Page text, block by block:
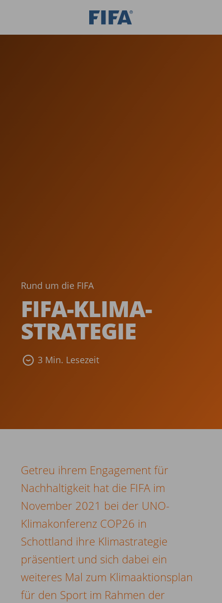
Rund um die FIFA
FIFA-KLIMA­
STRATEGIE­
3 Min. Lesezeit
Getreu ihrem Engagement für
Nachhaltigkeit hat die FIFA im
November 2021 bei der UNO-
Klimakonferenz COP26 in
Schottland ihre Klimastrategie
präsentiert und sich dabei ein
weiteres Mal zum Klimaaktionsplan
für den Sport im Rahmen der